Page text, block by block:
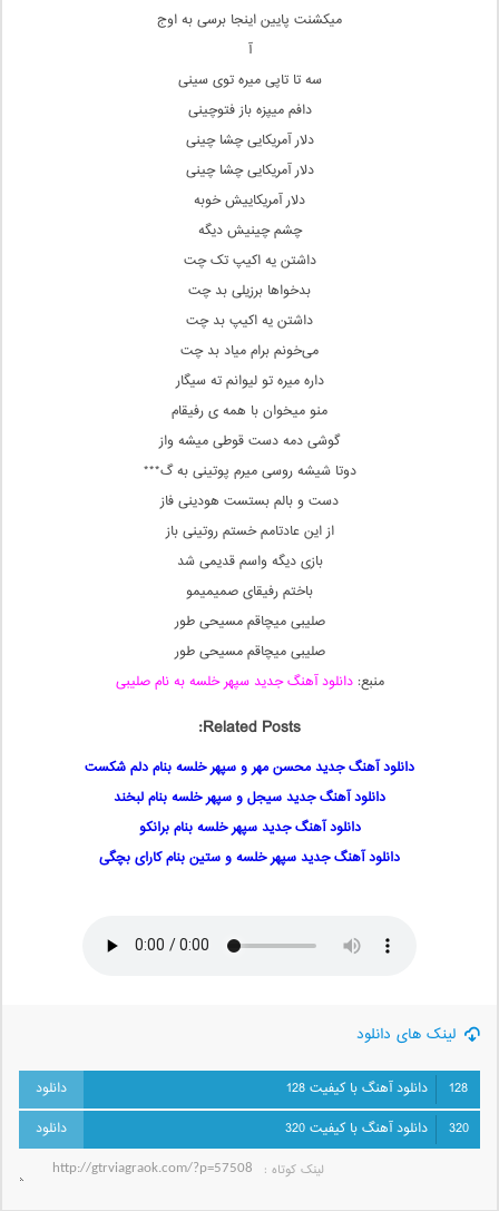
میکشنت پایین اینجا برسی‌ به اوج
آ
سه تا تاپی میره توی سینی
دافم میپزه باز فتوچینی
دلار آمریکایی چشا چینی‌
دلار آمریکایی چشا چینی‌
دلار آمریکاییش خوبه
چشم چینیش دیگه
داشتن یه اکیپ تک چت
بدخواها برزیلی بد چت
داشتن یه اکیپ بد چت
می‌خونم برام میاد بد چت
داره میره تو لیوانم ته سیگار
منو میخوان با همه ی رفیقام
گوشی دمه دست قوطی میشه واز
دوتا شیشه روسی میرم پوتینی به گ***
دست و بالم بستست هودینی فاز
از این عادتامم خستم روتینی باز
بازی دیگه واسم قدیمی شد
باختم رفیقای صمیمیمو
صلیبی میچاقم مسیحی‌ طور
صلیبی میچاقم مسیحی‌ طور
منبع:دانلود آهنگ جدید سپهر خلسه به نام صلیبی
Related Posts:
دانلود آهنگ جدید محسن مهر و سپهر خلسه بنام دلم شکست
دانلود آهنگ جدید سیجل و سپهر خلسه بنام لبخند
دانلود آهنگ جدید سپهر خلسه بنام برانکو
دانلود آهنگ جدید سپهر خلسه و ستین بنام کارای بچگی
لینک های دانلود
128
دانلود آهنگ با کیفیت 128
320
دانلود آهنگ با کیفیت 320
لینک کوتاه‌ :